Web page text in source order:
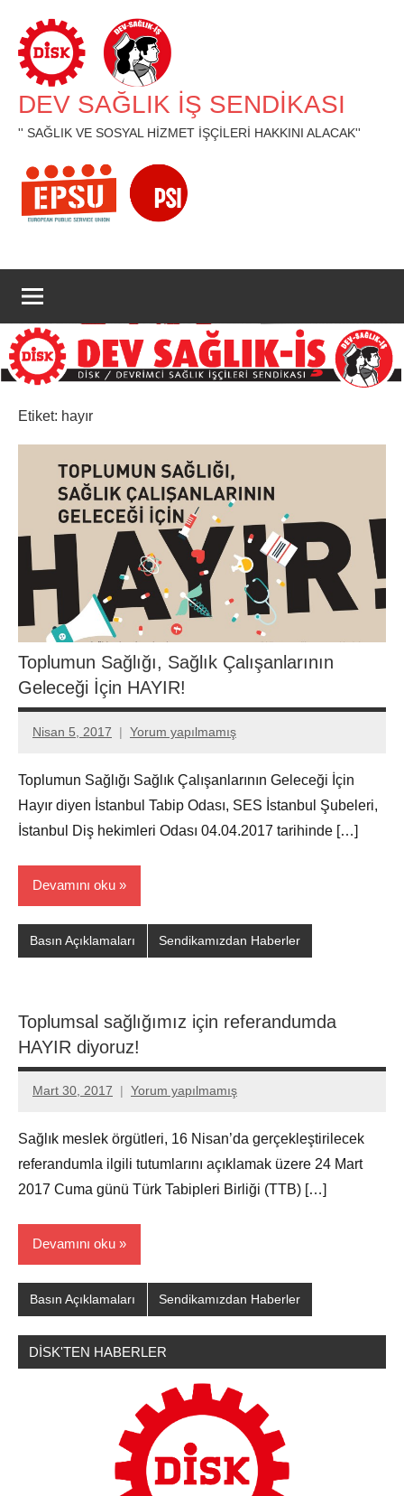
geç
DEV SAĞLIK İŞ SENDİKASI
'' SAĞLIK VE SOSYAL HİZMET İŞÇİLERİ HAKKINI ALACAK''
Etiket: hayır
Toplumun Sağlığı, Sağlık Çalışanlarının
Geleceği İçin HAYIR!
Nisan 5, 2017
Aksu
Yorum yapılmamış
Toplumun Sağlığı Sağlık Çalışanlarının Geleceği İçin
Hayır diyen İstanbul Tabip Odası, SES İstanbul Şubeleri,
İstanbul Diş hekimleri Odası 04.04.2017 tarihinde […]
Devamını oku
Basın Açıklamaları Sendikamızdan Haberler
Toplumsal sağlığımız için referandumda
HAYIR diyoruz!
Mart 30, 2017
Aksu
Yorum yapılmamış
Sağlık meslek örgütleri, 16 Nisan’da gerçekleştirilecek
referandumla ilgili tutumlarını açıklamak üzere 24 Mart
2017 Cuma günü Türk Tabipleri Birliği (TTB) […]
Devamını oku
Basın Açıklamaları Sendikamızdan Haberler
DİSK'TEN HABERLER